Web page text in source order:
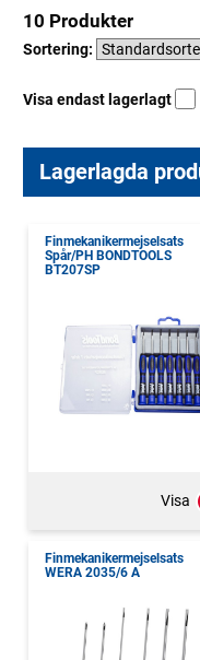
10 Produkter
Sortering:
Visa endast lagerlagt
Lagerlagda
Finmekanikermejselsats
Spår/PH BONDTOOLS
BT207SP
Visa
Finmekanikermejselsats
WERA 2035/6 A